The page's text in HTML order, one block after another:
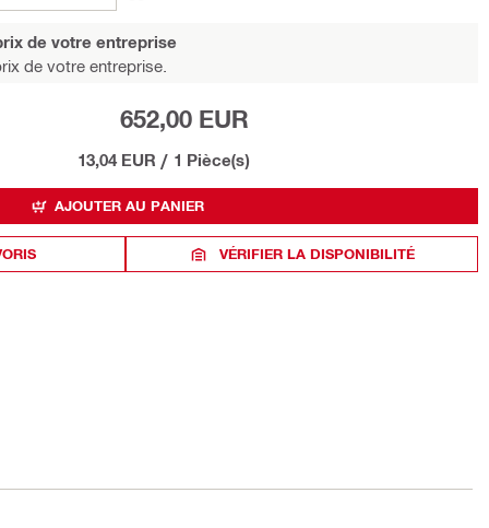
de votre entreprise
de votre entreprise.
652,00 EUR
13,04 EUR / 1 Pièce(s)
AJOUTER AU PANIER
VÉRIFIER LA DISPONIBILITÉ